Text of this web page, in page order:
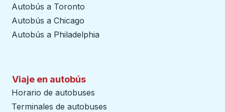
Autobús a Toronto
Autobús a Chicago
Autobús a Philadelphia
Viaje en autobús
Horario de autobuses
Terminales de autobuses